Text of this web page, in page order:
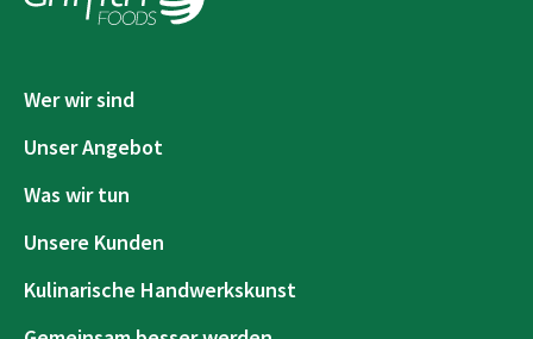
Wer wir sind
Unser Angebot
Was wir tun
Unsere Kunden
Kulinarische Handwerkskunst